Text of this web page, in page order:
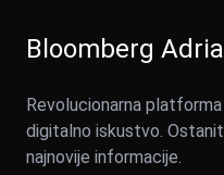
Bloomberg
Revolucionarna
digitalno iskustvo.
najnovije informacije.